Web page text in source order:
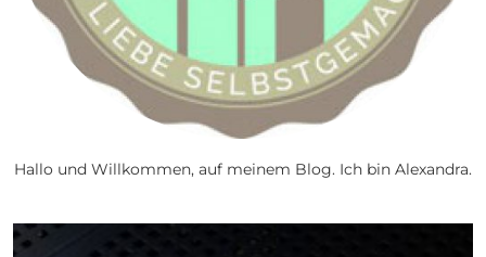
Hallo und Willkommen, auf meinem Blog. Ich bin Alexandra.